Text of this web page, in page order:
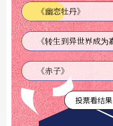
《幽恋牡丹》
《赤子》
投票看结果